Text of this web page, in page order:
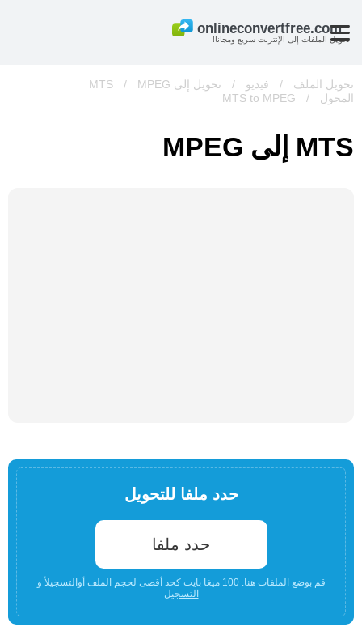
تحويل الملفات إلى الإنترنت سريع ومجانا!
تحويل الملف / فيديو / تحويل إلى MTS /
MPEG
المحول
/
MTS to MPEG
MTS إلى MPEG
حدد ملفا للتحويل
حدد ملفا
قم بوضع الملفات هنا. 100 ميغا بايت كحد أقصى لحجم الملف أوالتسجيلأ و
التسجيل